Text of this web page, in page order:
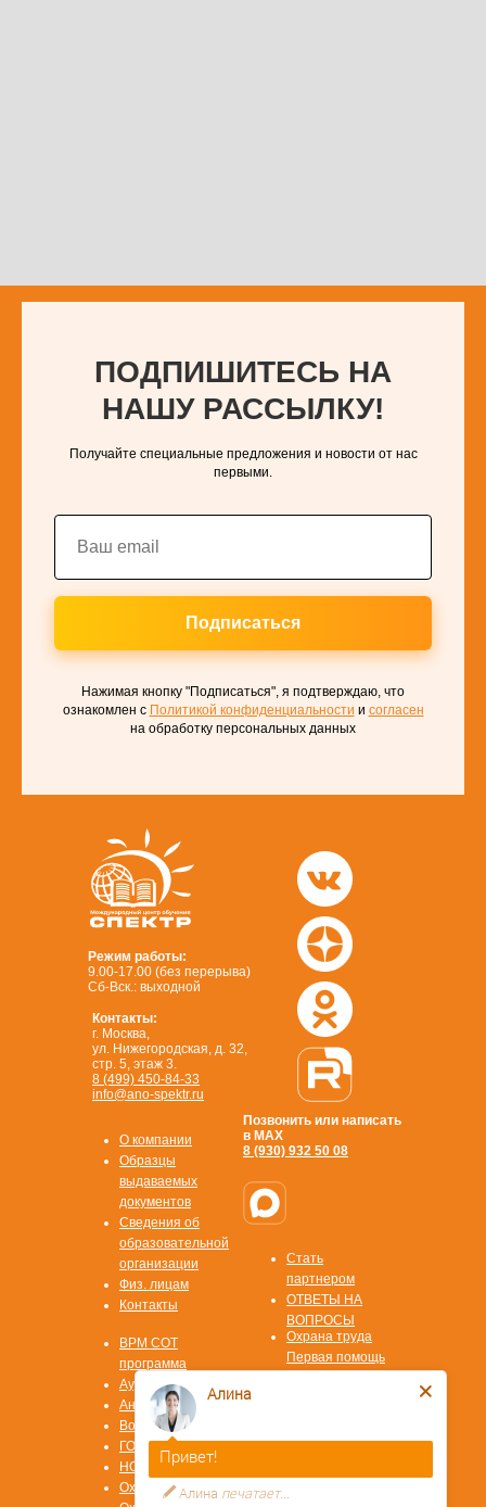
ПОДПИШИТЕСЬ НА
НАШУ РАССЫЛКУ!
Получайте специальные предложения и новости от нас
первыми.
Подписаться
Нажимая кнопку "Подписаться", я подтверждаю, что
ознакомлен с Политикой конфиденциальности и согласен
на обработку персональных данных
Режим работы:
9.00-17.00 (без перерыва)
Сб-Вск.: выходной
Позвонить или написать
в MAX
8 (930) 932 50 08
Контакты:
г. Москва,
ул. Нижегородская, д. 32,
стр. 5, этаж 3.
8 (499) 450-84-33
info@ano-spektr.ru
Стать
партнером
ОТВЕТЫ НА
ВОПРОСЫ
ВРМ СОТ
программа
Аудит/Аутсорсинг
Антитеррор
Воинский учет
ГОЧС
НОК ЦОК
Охрана труда
Охрана труда
Первая помощь
Охрана труда
Пожарная
безопасность
О компании
Образцы
выдаваемых
документов
Сведения об
образовательной
организации
Физ. лицам
Контакты
Алина
Привет!
Алина печатает...